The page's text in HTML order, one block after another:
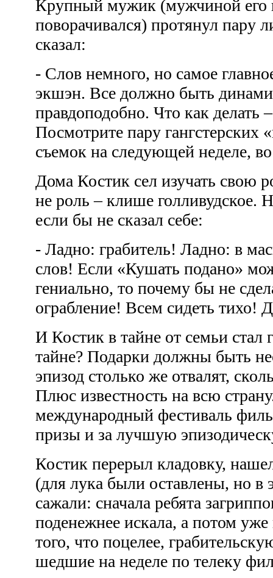
Крупный мужик (мужчиной его
поворачивался) протянул пару
сказал:
- Слов немного, но самое
экшэн. Все должно быть
правдоподобно. Что как делать
Посмотрите пару гангстерских
съемок на следующей неделе,
Дома Костик сел изучать свою
не роль – клише
если бы не сказал себе:
- Ладно: грабитель! Ладно: в
слов! Если «Кушать подано»
гениально, то почему бы не
ограбление! Всем сидеть тихо!
И Костик в тайне от семьи стал
тайне? Подарки должны быть
эпизод столько же отвалят,
Плюс известность на всю
международный фестиваль
призы и за лучшую
Костик перерыл кладовку,
(для лука были оставлены, но в
сажали: сначала ребята
поденежнее искала, а потом
того, что поцелее,
шедшие на неделе по телеку